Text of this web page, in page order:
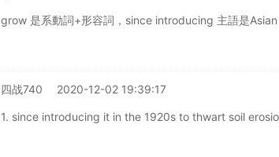
grow 是系動詞+形容詞，since introducing 主語是
四战740 2020-12-02 19:39:17
1. since introducing it in the 1920s to thwart soil